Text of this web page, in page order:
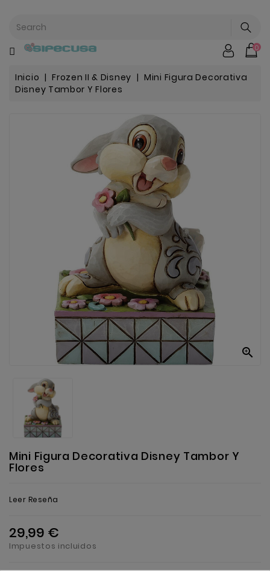
Mochilas
Escolar
Categorias
0
Inicio Frozen II & Disney
Mini Figura Decorativa
Disney Tambor Y Flores

Mini Figura Decorativa Disney Tambor Y
Flores
Leer Reseña
29,99 €
Impuestos incluidos